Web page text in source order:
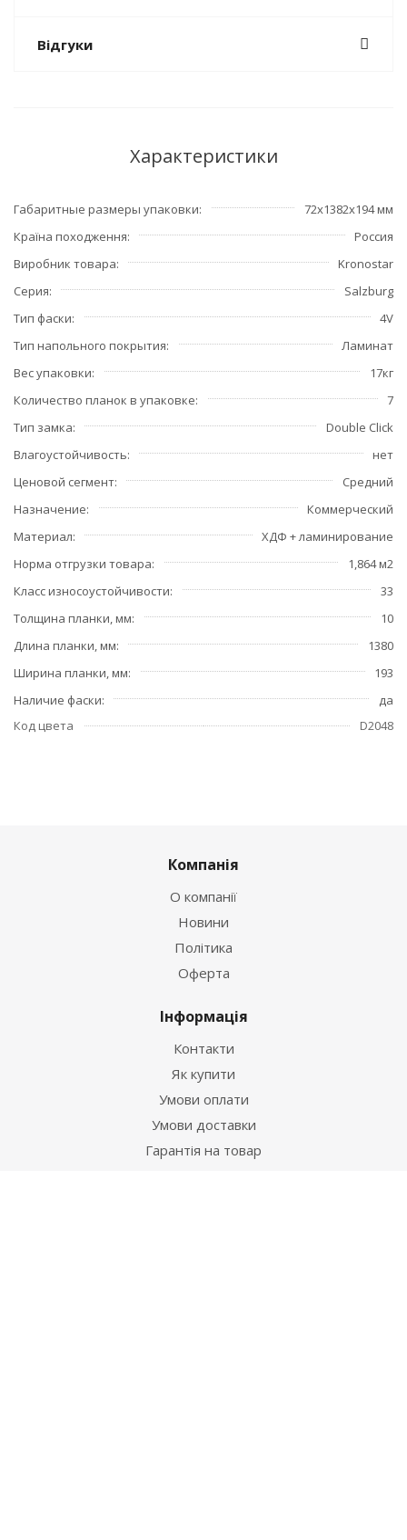
Відгуки
Характеристики
Габаритные размеры упаковки
72х1382х194 мм
Країна походження
Россия
Виробник товара
Kronostar
Серия
Salzburg
Тип фаски
4V
Тип напольного покрытия
Ламинат
Вес упаковки
17кг
Количество планок в упаковке
7
Тип замка
Double Click
Влагоустойчивость
нет
Ценовой сегмент
Средний
Назначение
Коммерческий
Материал
ХДФ + ламинирование
Норма отгрузки товара
1,864 м2
Класс износоустойчивости
33
Толщина планки, мм
10
Длина планки, мм
1380
Ширина планки, мм
193
Наличие фаски
да
Код цвета
D2048
Компанія
О компанії
Новини
Політика
Оферта
Інформація
Контакти
Як купити
Умови оплати
Умови доставки
Гарантія на товар